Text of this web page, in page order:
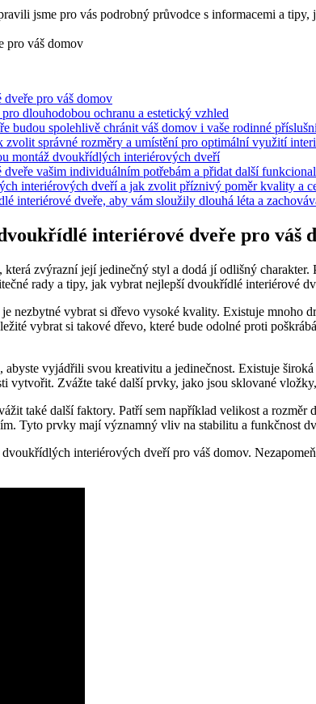
jsme pro vás podrobný průvodce s informacemi a
pro váš domov
dlouhodobou ochranu a estetický vzhled
budou spolehlivě chránit váš domov i vaše rodinné
správné rozměry a umístění pro optimální využití
montáž dvoukřídlých interiérových dveří
vašim individuálním potřebám a přidat další
interiérových dveří a jak zvolit příznivý poměr kvality a
interiérové dveře, aby vám sloužily dlouhá léta a
interiérové dveře pro váš
zvýrazní její jedinečný styl a dodá jí odlišný
rady a tipy, jak vybrat nejlepší dvoukřídlé interiérové
nezbytné vybrat si dřevo vysoké kvality. Existuje mnoho
vybrat si takové dřevo, které bude odolné proti
vyjádřili svou kreativitu a jedinečnost. Existuje
vytvořit. Zvážte také další prvky, jako jsou sklované
také další faktory. Patří sem například velikost a rozměr
Tyto prvky mají významný vliv na stabilitu a funkčnost
interiérových dveří pro váš domov.